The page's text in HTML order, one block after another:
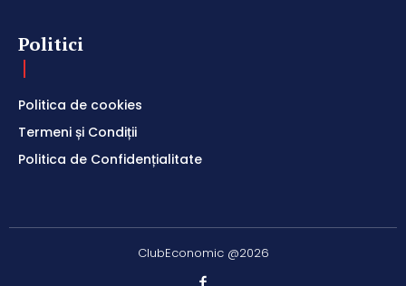
Politici
Politica de cookies
Termeni și Condiții
Politica de Confidențialitate
ClubEconomic @2026